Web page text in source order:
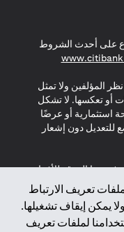
تعريف الارتباط
يمكن إيقاف تشغيلها.
لملفات تعريف
على أحدث الشروط
in a new tab
المؤلفين ولا تمثل
أو تعكسها. لا تشكل
استثمارية أو عرضًا
للتعديل دون إشعار
في هذا الموقع للأفراد
الأوروبية أو
أو سان مارينو أو
أو خصوصية البيانات
البيانات الشخصية